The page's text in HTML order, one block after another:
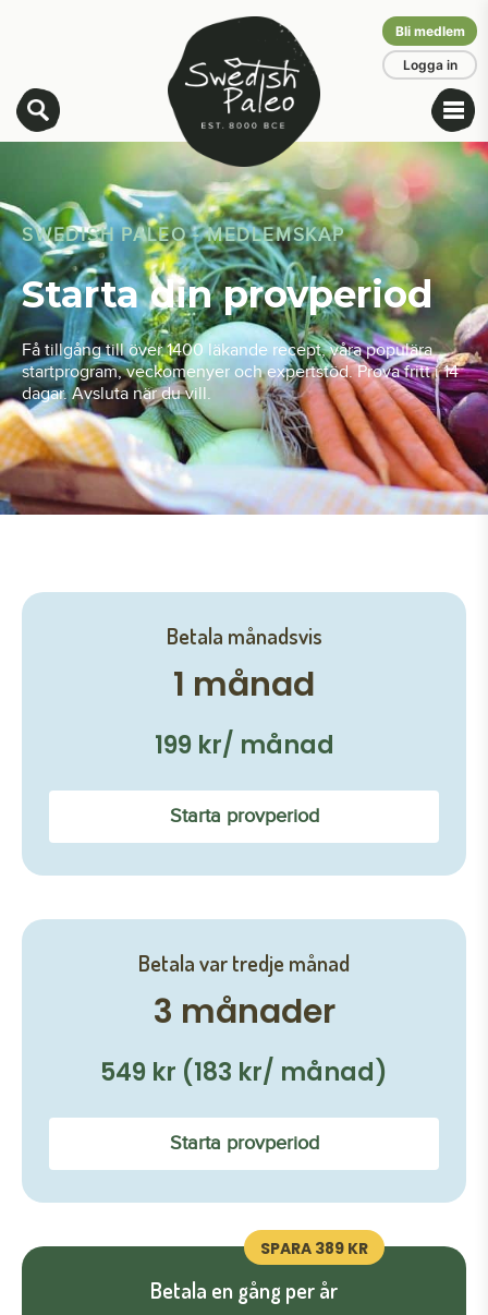
Bli medlem
Logga in
SWEDISH PALEO - MEDLEMSKAP
Starta din provperiod
Få tillgång till över 1400 läkande recept, våra populära
startprogram, veckomenyer och expertstöd. Prova fritt i 14
dagar. Avsluta när du vill.
Betala månadsvis
1 månad
199 kr/ månad
Starta provperiod
Betala var tredje månad
3 månader
549 kr (183 kr/ månad)
Starta provperiod
Betala en gång per år
SPARA 389 KR